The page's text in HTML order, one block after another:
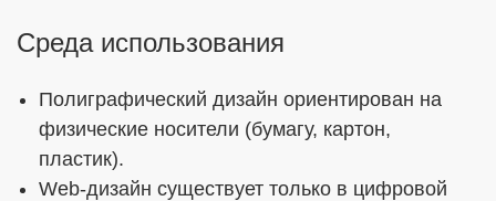
Среда использования
Полиграфический дизайн ориентирован на
физические носители (бумагу, картон,
пластик).
Web-дизайн существует только в цифровой